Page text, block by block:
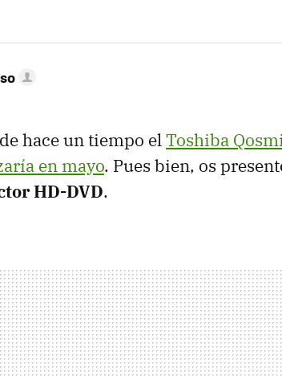
hace un tiempo elToshiba
en mayo. Pues bien, os
HD-DVD.